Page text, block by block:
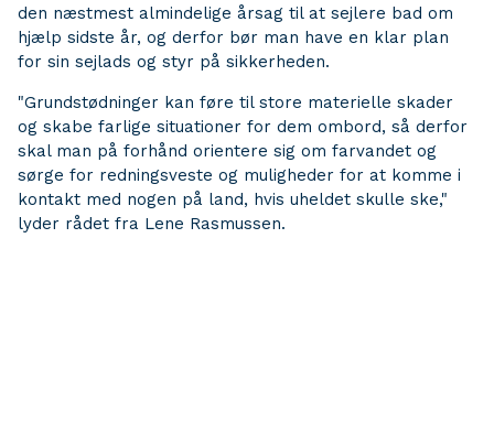
den næstmest almindelige årsag til at sejlere bad om
hjælp sidste år, og derfor bør man have en klar plan
for sin sejlads og styr på sikkerheden.
"Grundstødninger kan føre til store materielle skader
og skabe farlige situationer for dem ombord, så derfor
skal man på forhånd orientere sig om farvandet og
sørge for redningsveste og muligheder for at komme i
kontakt med nogen på land, hvis uheldet skulle ske,"
lyder rådet fra Lene Rasmussen.